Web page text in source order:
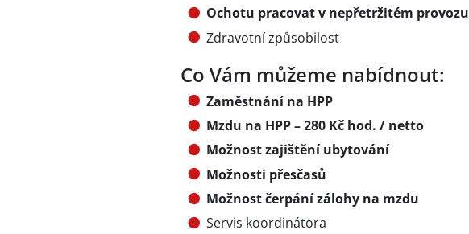
Ochotu pracovat v nepřetržitém provozu
Zdravotní způsobilost
Co Vám můžeme nabídnout:
Zaměstnání na HPP
Mzdu na HPP – 280 Kč hod. / netto
Možnost zajištění ubytování
Možnosti přesčasů
Možnost čerpání zálohy na mzdu
Servis koordinátora